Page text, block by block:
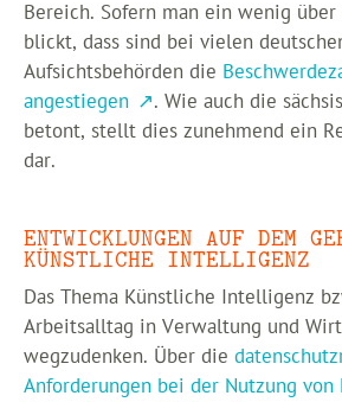
Bereich. Sofern man ein wenig
blickt, dass sind bei vielen
Aufsichtsbehörden die
angestiegen
. Wie auch die
betont, stellt dies zunehmend ein
dar.
ENTWICKLUNGEN AUF DEM
KÜNSTLICHE INTELLIGENZ
Das Thema Künstliche Intelligenz
Arbeitsalltag in Verwaltung und
wegzudenken. Über die
Anforderungen bei der Nutzung von